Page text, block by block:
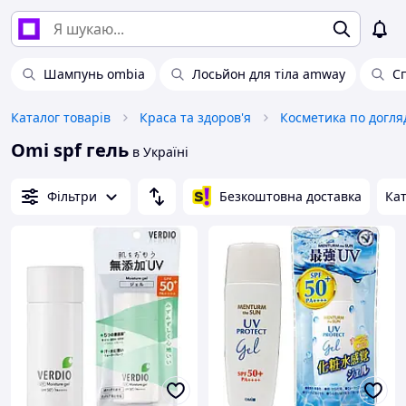
Шампунь ombia Лосьйон для тіла amway
Каталог товарів Краса та здоров'я Косметика по
Omi spf гель в Україні
Фільтри Безкоштовна доставка